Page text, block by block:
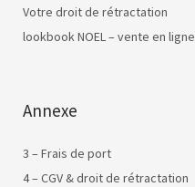
Votre droit de rétractation
lookbook NOEL – vente en ligne
Annexe
3 – Frais de port
4 – CGV & droit de rétractation